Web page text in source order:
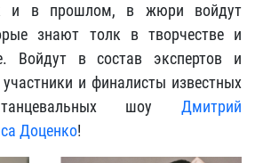
и в прошлом, в жюри войдут
знают толк в творчестве и
Войдут в состав экспертов и
и финалисты известных
танцевальных шоу Дмитрий
Доценко!